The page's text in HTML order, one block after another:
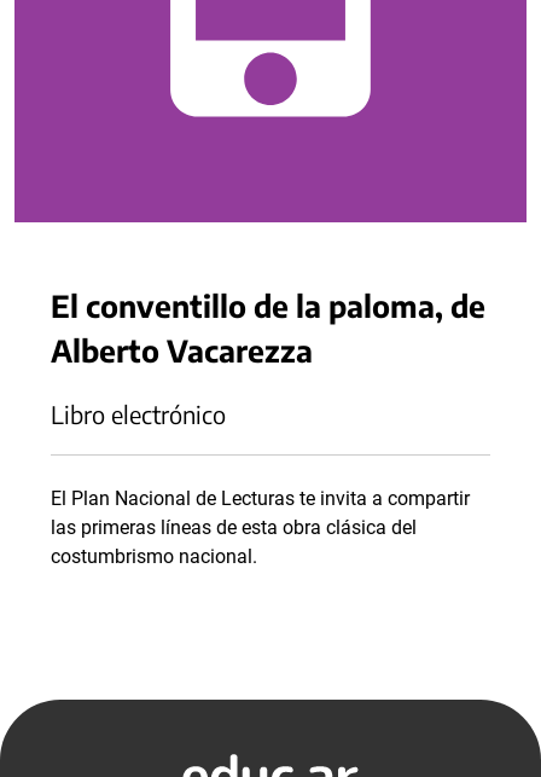
El conventillo de la paloma, de
Alberto Vacarezza
Libro electrónico
El Plan Nacional de Lecturas te invita a compartir
las primeras líneas de esta obra clásica del
costumbrismo nacional.